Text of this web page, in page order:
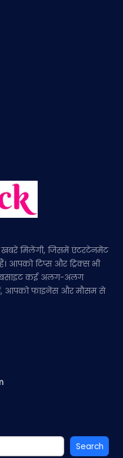
मिलेंगी, जिसमें एंटरटेनमेंट
आपको टिप्स और ट्रिक्स भी
कई अलग-अलग
आपको फाइनेंस और मौसम से
Search